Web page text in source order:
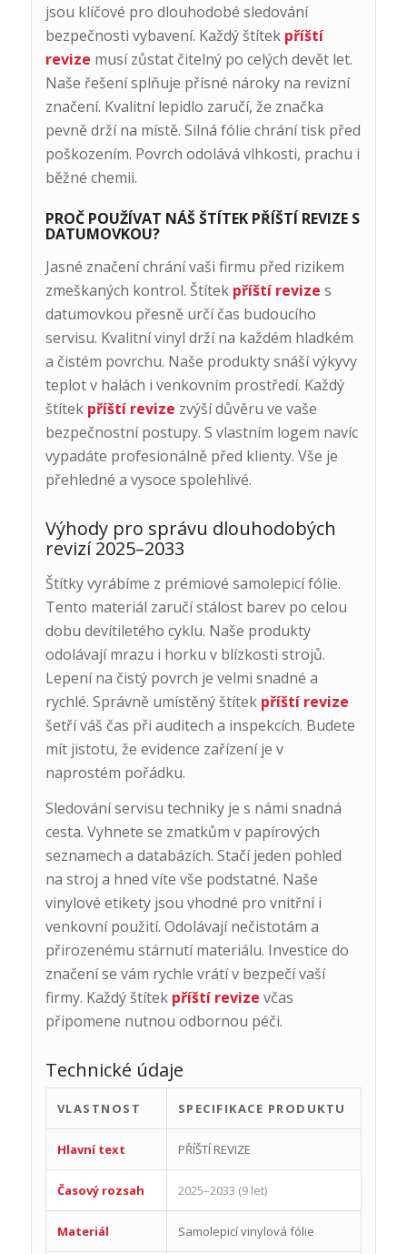
jsou klíčové pro dlouhodobé sledování
bezpečnosti vybavení. Každý štítek příští
revize musí zůstat čitelný po celých devět let.
Naše řešení splňuje přísné nároky na revizní
značení. Kvalitní lepidlo zaručí, že značka
pevně drží na místě. Silná fólie chrání tisk před
poškozením. Povrch odolává vlhkosti, prachu i
běžné chemii.
PROČ POUŽÍVAT NÁŠ ŠTÍTEK PŘÍŠTÍ REVIZE S
DATUMOVKOU?
Jasné značení chrání vaši firmu před rizikem
zmeškaných kontrol. Štítek příští revize s
datumovkou přesně určí čas budoucího
servisu. Kvalitní vinyl drží na každém hladkém
a čistém povrchu. Naše produkty snáší výkyvy
teplot v halách i venkovním prostředí. Každý
štítek příští revize zvýší důvěru ve vaše
bezpečnostní postupy. S vlastním logem navíc
vypadáte profesionálně před klienty. Vše je
přehledné a vysoce spolehlivé.
Výhody pro správu dlouhodobých
revizí 2025–2033
Štítky vyrábíme z prémiové samolepicí fólie.
Tento materiál zaručí stálost barev po celou
dobu devítiletého cyklu. Naše produkty
odolávají mrazu i horku v blízkosti strojů.
Lepení na čistý povrch je velmi snadné a
rychlé. Správně umístěný štítek příští revize
šetří váš čas při auditech a inspekcích. Budete
mít jistotu, že evidence zařízení je v
naprostém pořádku.
Sledování servisu techniky je s námi snadná
cesta. Vyhnete se zmatkům v papírových
seznamech a databázích. Stačí jeden pohled
na stroj a hned víte vše podstatné. Naše
vinylové etikety jsou vhodné pro vnitřní i
venkovní použití. Odolávají nečistotám a
přirozenému stárnutí materiálu. Investice do
značení se vám rychle vrátí v bezpečí vaší
firmy. Každý štítek příští revize včas
připomene nutnou odbornou péči.
Technické údaje
VLASTNOST SPECIFIKACE PRODUKTU
Hlavní text PŘÍŠTÍ REVIZE
Časový rozsah 2025–2033 (9 let)
Materiál Samolepicí vinylová fólie